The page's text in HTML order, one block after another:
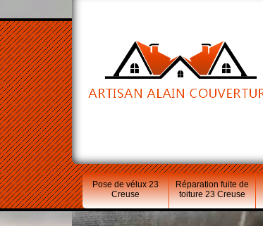
Pose de vélux 23
Creuse
Réparation fuite de
toiture 23 Creuse